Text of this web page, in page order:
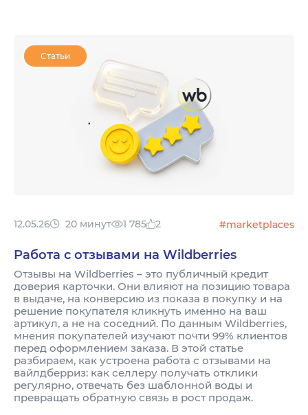
Статьи
12.05.26 20 минут 1 785 2 #marketplaces
Работа с отзывами на Wildberries
Отзывы на Wildberries – это публичный кредит
доверия карточки. Они влияют на позицию товара
в выдаче, на конверсию из показа в покупку и на
решение покупателя кликнуть именно на ваш
артикул, а не на соседний. По данным Wildberries,
мнения покупателей изучают почти 99% клиентов
перед оформлением заказа. В этой статье
разбираем, как устроена работа с отзывами на
вайлдберриз: как селлеру получать отклики
регулярно, отвечать без шаблонной воды и
превращать обратную связь в рост продаж.